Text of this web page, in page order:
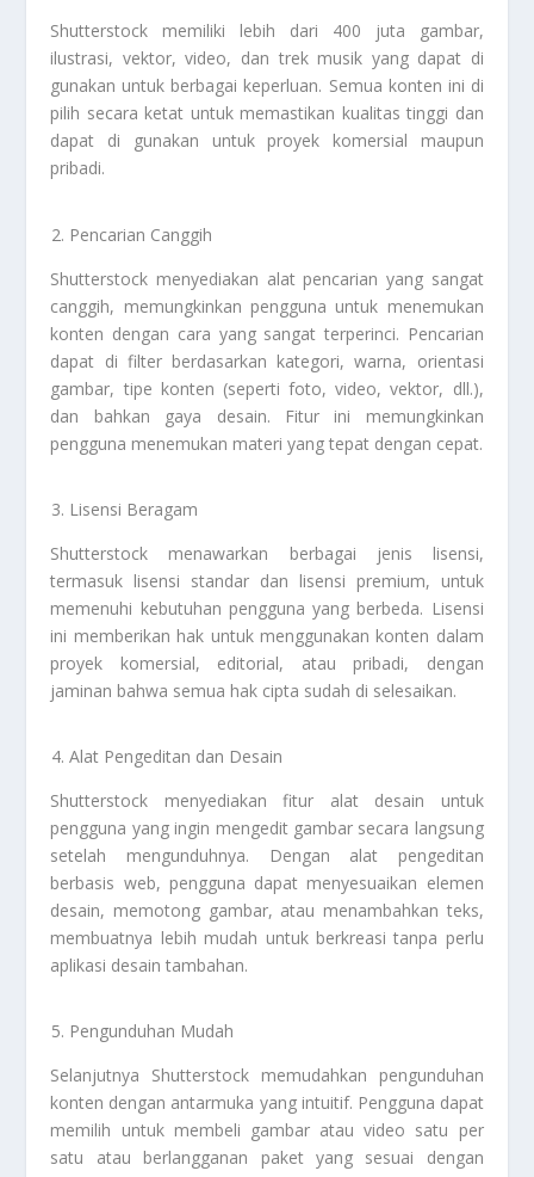
Shutterstock memiliki lebih dari 400 juta gambar,
ilustrasi, vektor, video, dan trek musik yang dapat di
gunakan untuk berbagai keperluan. Semua konten ini di
pilih secara ketat untuk memastikan kualitas tinggi dan
dapat di gunakan untuk proyek komersial maupun
pribadi.
Pencarian Canggih
Shutterstock menyediakan alat pencarian yang sangat
canggih, memungkinkan pengguna untuk menemukan
konten dengan cara yang sangat terperinci. Pencarian
dapat di filter berdasarkan kategori, warna, orientasi
gambar, tipe konten (seperti foto, video, vektor, dll.),
dan bahkan gaya desain. Fitur ini memungkinkan
pengguna menemukan materi yang tepat dengan cepat.
Lisensi Beragam
Shutterstock menawarkan berbagai jenis lisensi,
termasuk lisensi standar dan lisensi premium, untuk
memenuhi kebutuhan pengguna yang berbeda. Lisensi
ini memberikan hak untuk menggunakan konten dalam
proyek komersial, editorial, atau pribadi, dengan
jaminan bahwa semua hak cipta sudah di selesaikan.
Alat Pengeditan dan Desain
Shutterstock menyediakan fitur alat desain untuk
pengguna yang ingin mengedit gambar secara langsung
setelah mengunduhnya. Dengan alat pengeditan
berbasis web, pengguna dapat menyesuaikan elemen
desain, memotong gambar, atau menambahkan teks,
membuatnya lebih mudah untuk berkreasi tanpa perlu
aplikasi desain tambahan.
Pengunduhan Mudah
Selanjutnya Shutterstock memudahkan pengunduhan
konten dengan antarmuka yang intuitif. Pengguna dapat
memilih untuk membeli gambar atau video satu per
satu atau berlangganan paket yang sesuai dengan